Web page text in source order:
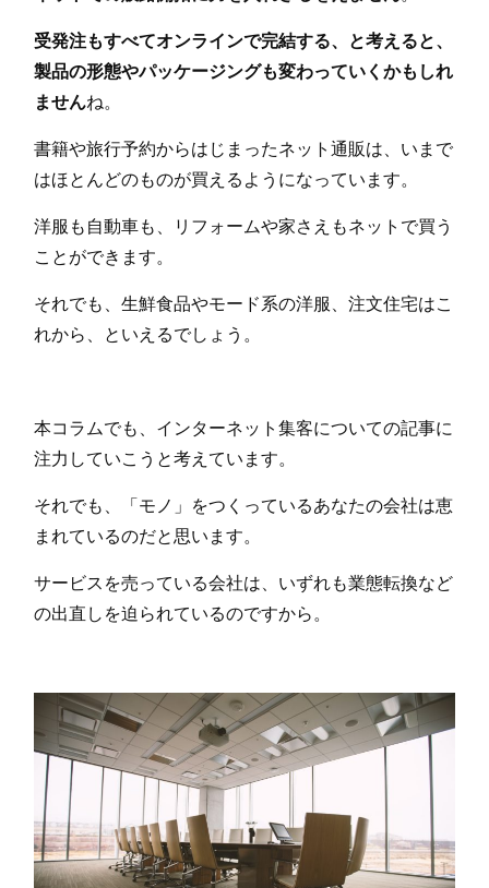
受発注もすべてオンラインで完結する、と考えると、
製品の形態やパッケージングも変わっていくかもしれ
ませんね。
書籍や旅行予約からはじまったネット通販は、いまで
はほとんどのものが買えるようになっています。
洋服も自動車も、リフォームや家さえもネットで買う
ことができます。
それでも、生鮮食品やモード系の洋服、注文住宅はこ
れから、といえるでしょう。
本コラムでも、インターネット集客についての記事に
注力していこうと考えています。
それでも、「モノ」をつくっているあなたの会社は恵
まれているのだと思います。
サービスを売っている会社は、いずれも業態転換など
の出直しを迫られているのですから。